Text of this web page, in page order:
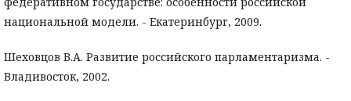
национальной модели. - Екатеринбург, 2009.
Шеховцов В.А. Развитие российского парламентаризма. -
Владивосток, 2002.